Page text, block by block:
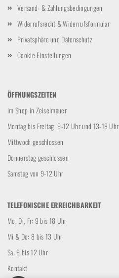
Versand- & Zahlungsbedingungen
Widerrufsrecht & Widerrufsformular
Privatsphäre und Datenschutz
Cookie Einstellungen
ÖFFNUNGSZEITEN
im Shop in Zeiselmauer
Montag bis Freitag 9-12 Uhr und 13-18 Uhr
Mittwoch geschlossen
Donnerstag geschlossen
Samstag von 9-12 Uhr
TELEFONISCHE ERREICHBARKEIT
Mo, Di, Fr: 9 bis 18 Uhr
Mi & Do: 8 bis 13 Uhr
Sa: 9 bis 12 Uhr
Kontakt